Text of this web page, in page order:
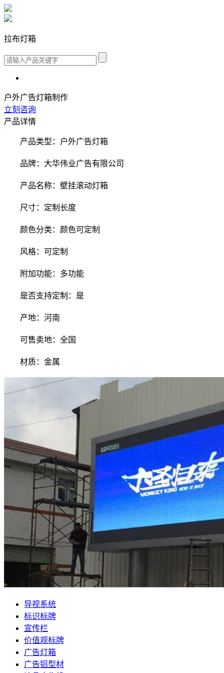
拉布灯箱
户外广告灯箱制作
立刻咨询
产品详情
产品类型：户外广告灯箱
品牌：大华伟业广告有限公司
产品名称：壁挂滚动灯箱
尺寸：定制长度
颜色分类：颜色可定制
风格：可定制
附加功能：多功能
是否支持定制：是
产地：河南
可售卖地：全国
材质：金属
导视系统
标识标牌
宣传栏
价值观标牌
广告灯箱
广告铝型材